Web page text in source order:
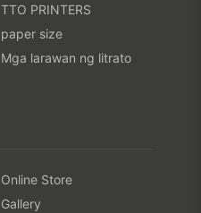
TTO PRINTERS
paper size
Mga larawan ng litrato
Online Store
Gallery